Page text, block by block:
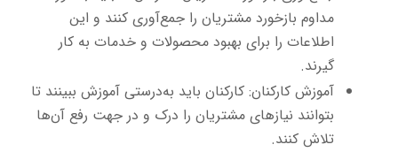
مداوم بازخورد مشتریان را جمع‌آوری کنند و این
اطلاعات را برای بهبود محصولات و خدمات به کار
گیرند.
آموزش کارکنان: کارکنان باید به‌درستی آموزش ببینند تا
بتوانند نیازهای مشتریان را درک و در جهت رفع آن‌ها
تلاش کنند.